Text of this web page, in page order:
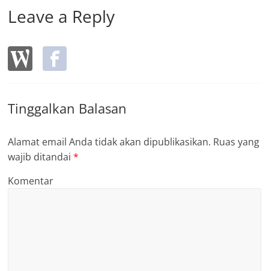
Leave a Reply
Tinggalkan Balasan
Alamat email Anda tidak akan dipublikasikan. Ruas yang
wajib ditandai*
Komentar